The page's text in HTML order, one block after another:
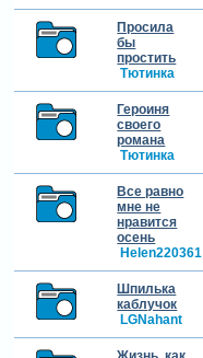
Просила
бы
простить
Тютинка
Героиня
своего
романа
Тютинка
Все равно
мне не
нравится
осень
Helen220361
Шпилька
каблучок
LGNahant